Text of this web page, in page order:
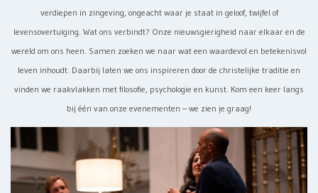
verdiepen in zingeving, ongeacht waar je staat in geloof, twijfel of
levensovertuiging. Wat ons verbindt? Onze nieuwsgierigheid naar elkaar en de
wereld om ons heen. Samen zoeken we naar wat een waardevol en betekenisvol
leven inhoudt. Daarbij laten we ons inspireren door de christelijke traditie en
vinden we raakvlakken met filosofie, psychologie en kunst. Kom een keer langs
bij één van onze evenementen – we zien je graag!